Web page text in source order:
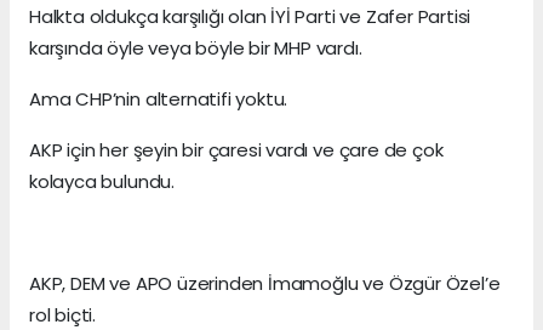
Halkta oldukça karşılığı olan İYİ Parti ve Zafer Partisi
karşında öyle veya böyle bir MHP vardı.
Ama CHP’nin alternatifi yoktu.
AKP için her şeyin bir çaresi vardı ve çare de çok
kolayca bulundu.
AKP, DEM ve APO üzerinden İmamoğlu ve Özgür Özel’e
rol biçti.